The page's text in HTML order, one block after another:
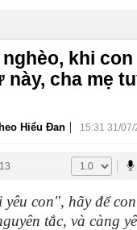
khi
này, cha mẹ
Hiểu Đan | 15:31 31/07/
con", hãy để
tắc, và càng